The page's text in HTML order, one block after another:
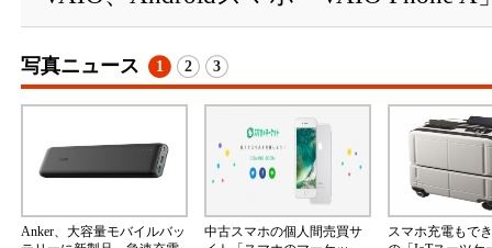
写真ニュース 1 2 3
Anker、大容量モバイルバッ
中古スマホの個人間売買サ
スマホ充電もで